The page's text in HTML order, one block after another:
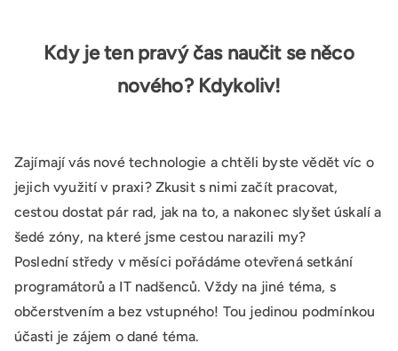
Kdy je ten pravý čas naučit se něco
nového? Kdykoliv!
Zajímají vás nové technologie a chtěli byste vědět víc o
jejich využití v praxi? Zkusit s nimi začít pracovat,
cestou dostat pár rad, jak na to, a nakonec slyšet úskalí a
šedé zóny, na které jsme cestou narazili my?
Poslední středy v měsíci pořádáme otevřená setkání
programátorů a IT nadšenců. Vždy na jiné téma, s
občerstvením a bez vstupného! Tou jedinou podmínkou
účasti je zájem o dané téma.